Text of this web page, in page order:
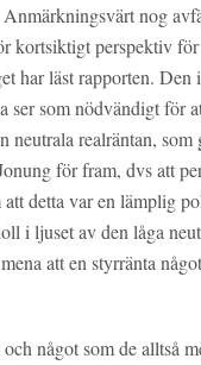
nog
kortsiktigt perspektiv
har läst rapporten.
som nödvändigt för
neutrala realräntan,
för fram, dvs att
detta var en lämplig
i ljuset av den låga
att en styrränta
något som de alltså